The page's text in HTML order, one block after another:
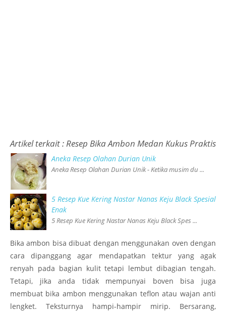
Artikel terkait : Resep Bika Ambon Medan Kukus Praktis
Aneka Resep Olahan Durian Unik
Aneka Resep Olahan Durian Unik - Ketika musim du ...
5 Resep Kue Kering Nastar Nanas Keju Black Spesial
Enak
5 Resep Kue Kering Nastar Nanas Keju Black Spes ...
Bika ambon bisa dibuat dengan menggunakan oven dengan
cara dipanggang agar mendapatkan tektur yang agak
renyah pada bagian kulit tetapi lembut dibagian tengah.
Tetapi, jika anda tidak mempunyai boven bisa juga
membuat bika ambon menggunakan teflon atau wajan anti
lengket. Teksturnya hampi-hampir mirip. Bersarang,